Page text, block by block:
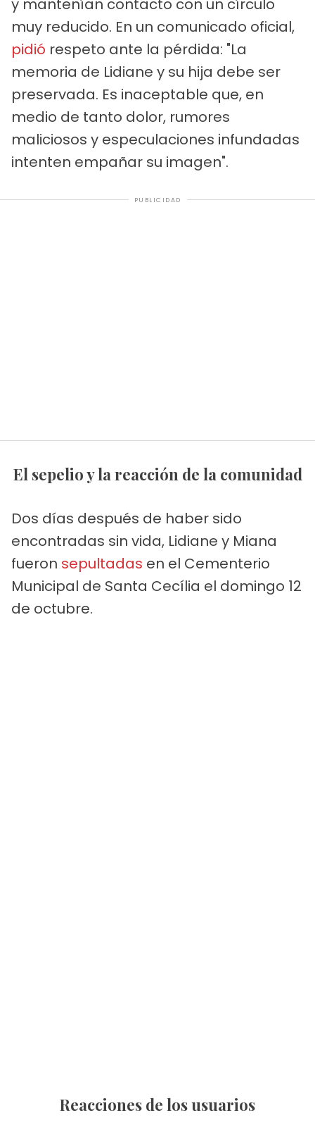
y mantenían contacto con un círculo
muy reducido. En un comunicado oficial,
pidió respeto ante la pérdida: "La
memoria de Lidiane y su hija debe ser
preservada. Es inaceptable que, en
medio de tanto dolor, rumores
maliciosos y especulaciones infundadas
intenten empañar su imagen".
PUBLICIDAD
El sepelio y la reacción de la comunidad
Dos días después de haber sido
encontradas sin vida, Lidiane y Miana
fueron sepultadas en el Cementerio
Municipal de Santa Cecília el domingo 12
de octubre.
Reacciones de los usuarios